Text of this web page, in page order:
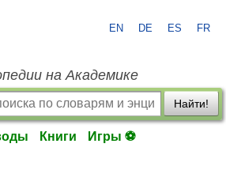
EN DE ES FR
на Академике
Найти!
Книги Игры ⚽